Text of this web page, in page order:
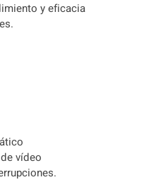
y eficacia
vídeo